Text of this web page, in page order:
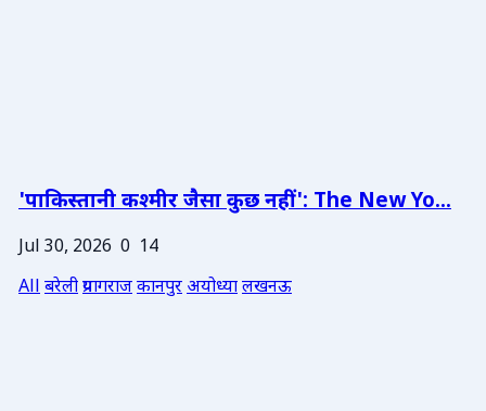
'पाकिस्तानी कश्मीर जैसा कुछ नहीं': The New Yo...
Jul 30, 2026 0 14
Allबरेलीप्रयागराजकानपुरअयोध्यालखनऊ